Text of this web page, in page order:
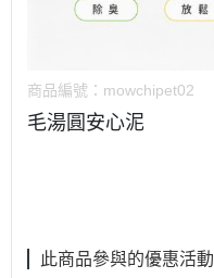
商品編號： mowchipet02
毛湯圓安心泥
此商品參與的優惠活動